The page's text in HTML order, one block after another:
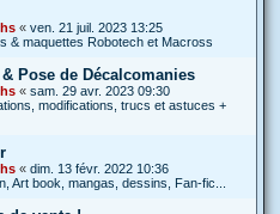
« ven. 21 juil. 2023 13:25
& maquettes Robotech et Macross
Pose de Décalcomanies
« sam. 29 avr. 2023 09:30
modifications, trucs et astuces +
« dim. 13 févr. 2022 10:36
Art book, mangas, dessins, Fan-fic...